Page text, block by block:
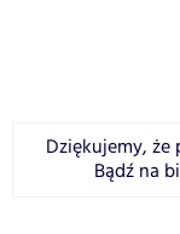
Dziękujemy, że
Bądź na